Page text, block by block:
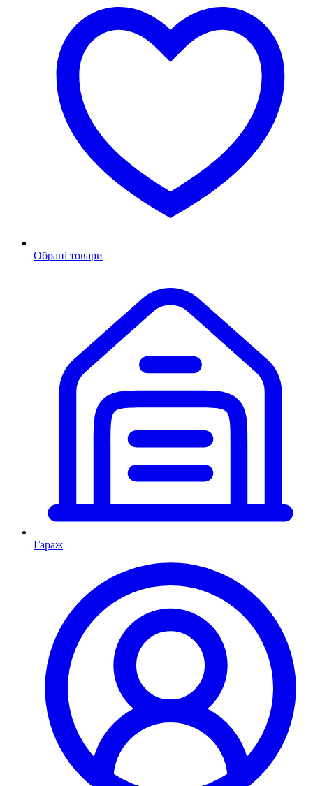
Обрані товари
Гараж